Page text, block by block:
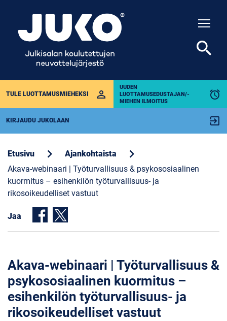
TULE LUOTTAMUSMIEHEKSI perm_identity
UUDEN
LUOTTAMUSEDUSTAJAN/-
MIEHEN ILMOITUS
alarm
KIRJAUDU JUKOLAAN exit_to_app
search
Etusivu chevron_right Ajankohtaista chevron_right
Akava-webinaari | Työturvallisuus & psykososiaalinen
kuormitus – esihenkilön työturvallisuus- ja
rikosoikeudelliset vastuut
Jaa
Akava-webinaari | Työturvallisuus &
psykososiaalinen kuormitus –
esihenkilön työturvallisuus- ja
rikosoikeudelliset vastuut